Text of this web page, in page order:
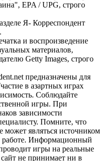
EPA / UPG, строго
Я- Корреспондент
и воспроизведение
материалов,
Getty Images, строго
предназначены для
в азартных играх
Соблюдайте
игры. При
зависимости
Помните, что
может являться источником
работе. Информационный
игры на реальные
не принимает ни в